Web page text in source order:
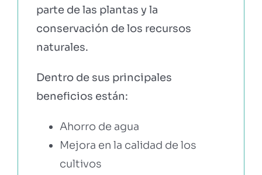
parte de las plantas y la
conservación de los recursos
naturales.
Dentro de sus principales
beneficios están:
Ahorro de agua
Mejora en la calidad de los
cultivos